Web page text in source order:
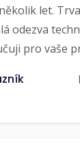
let.
odezva
pro vaše